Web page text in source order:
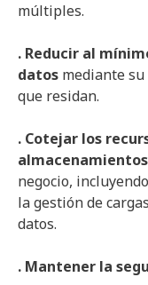
múltiples.
. Reducir al
datos mediante
que residan.
. Cotejar los
negocio,
la gestión de
datos.
. Mantener la